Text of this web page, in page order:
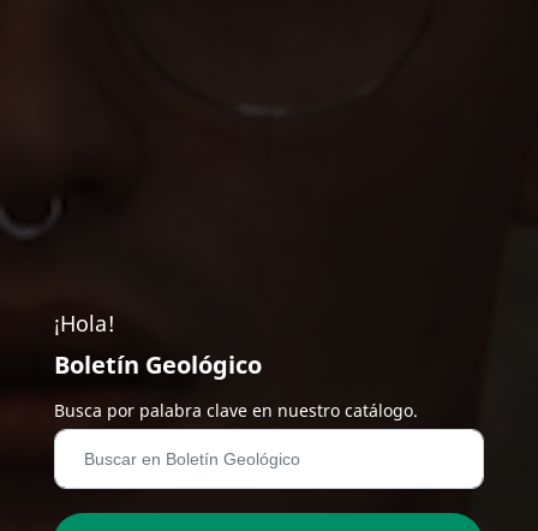
¡Hola!
Boletín Geológico
Busca por palabra clave en nuestro catálogo.